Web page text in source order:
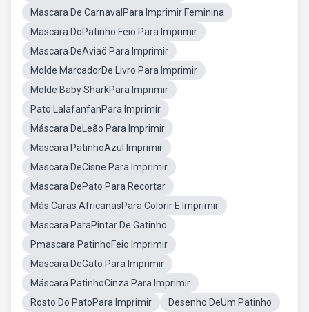
Mascara De CarnavalPara Imprimir Feminina
Mascara DoPatinho Feio Para Imprimir
Mascara DeAviaõ Para Imprimir
Molde MarcadorDe Livro Para Imprimir
Molde Baby SharkPara Imprimir
Pato LalafanfanPara Imprimir
Máscara DeLeão Para Imprimir
Mascara PatinhoAzul Imprimir
Mascara DeCisne Para Imprimir
Mascara DePato Para Recortar
Más Caras AfricanasPara Colorir E Imprimir
Mascara ParaPintar De Gatinho
Pmascara PatinhoFeio Imprimir
Mascara DeGato Para Imprimir
Máscara PatinhoCinza Para Imprimir
Rosto Do PatoPara Imprimir
Desenho DeUm Patinho